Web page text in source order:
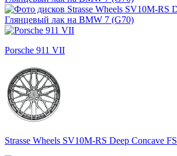
Porsche 911 VII
Strasse Wheels SV10M-RS Deep Concave FS